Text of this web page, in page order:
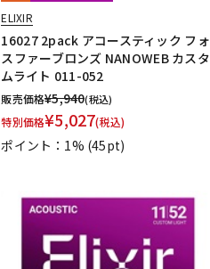
ELIXIR
16027 2pack アコースティック フォ
スファーブロンズ NANOWEB カスタ
ムライト 011-052
販売価格¥5,940(税込)
特別価格¥5,027(税込)
ポイント：1% (45pt)